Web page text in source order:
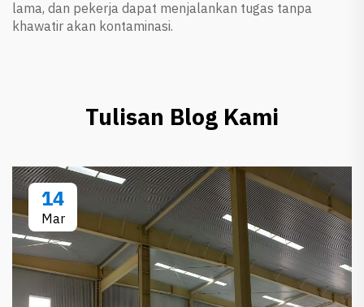
lama, dan pekerja dapat menjalankan tugas tanpa
khawatir akan kontaminasi.
Tulisan Blog Kami
14
Mar